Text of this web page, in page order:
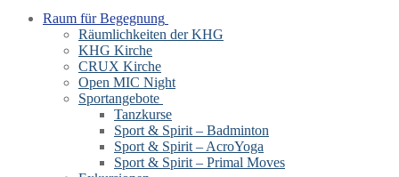
Raum für Begegnung
Räumlichkeiten der KHG
KHG Kirche
CRUX Kirche
Open MIC Night
Sportangebote
Tanzkurse
Sport & Spirit – Badminton
Sport & Spirit – AcroYoga
Sport & Spirit – Primal Moves